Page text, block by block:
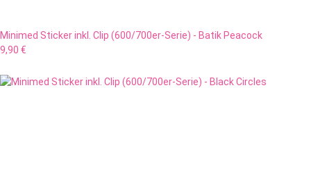
Minimed Sticker inkl. Clip (600/700er-Serie) - Batik Peacock
9,90 €